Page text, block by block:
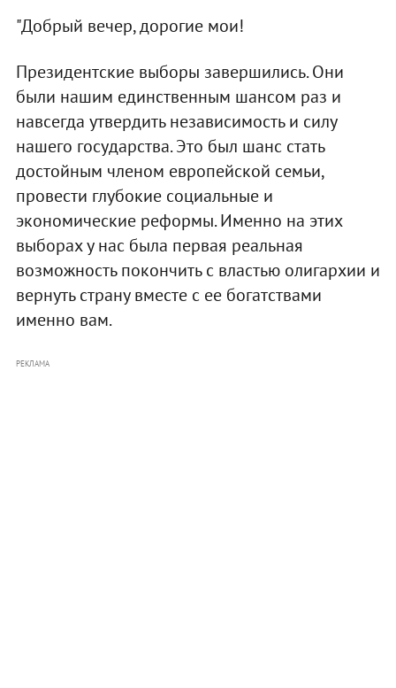
"Добрый вечер, дорогие мои!
Президентские выборы завершились. Они
были нашим единственным шансом раз и
навсегда утвердить независимость и силу
нашего государства. Это был шанс стать
достойным членом европейской семьи,
провести глубокие социальные и
экономические реформы. Именно на этих
выборах у нас была первая реальная
возможность покончить с властью олигархии и
вернуть страну вместе с ее богатствами
именно вам.
РЕКЛАМА